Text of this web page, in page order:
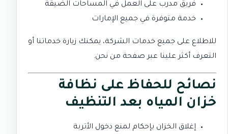
فريق مدرب على العمل في المساحات الضيقة
خدمة متوفرة في جميع الإمارات
للاطلاع على جميع خدمات الشركة، يمكنك زيارة خدماتنا أو
التعرف أكثر علينا عبر صفحة من نحن.
نصائح للحفاظ على نظافة
خزان المياه بعد التنظيف
إغلاق الخزان بإحكام لمنع دخول الأتربة